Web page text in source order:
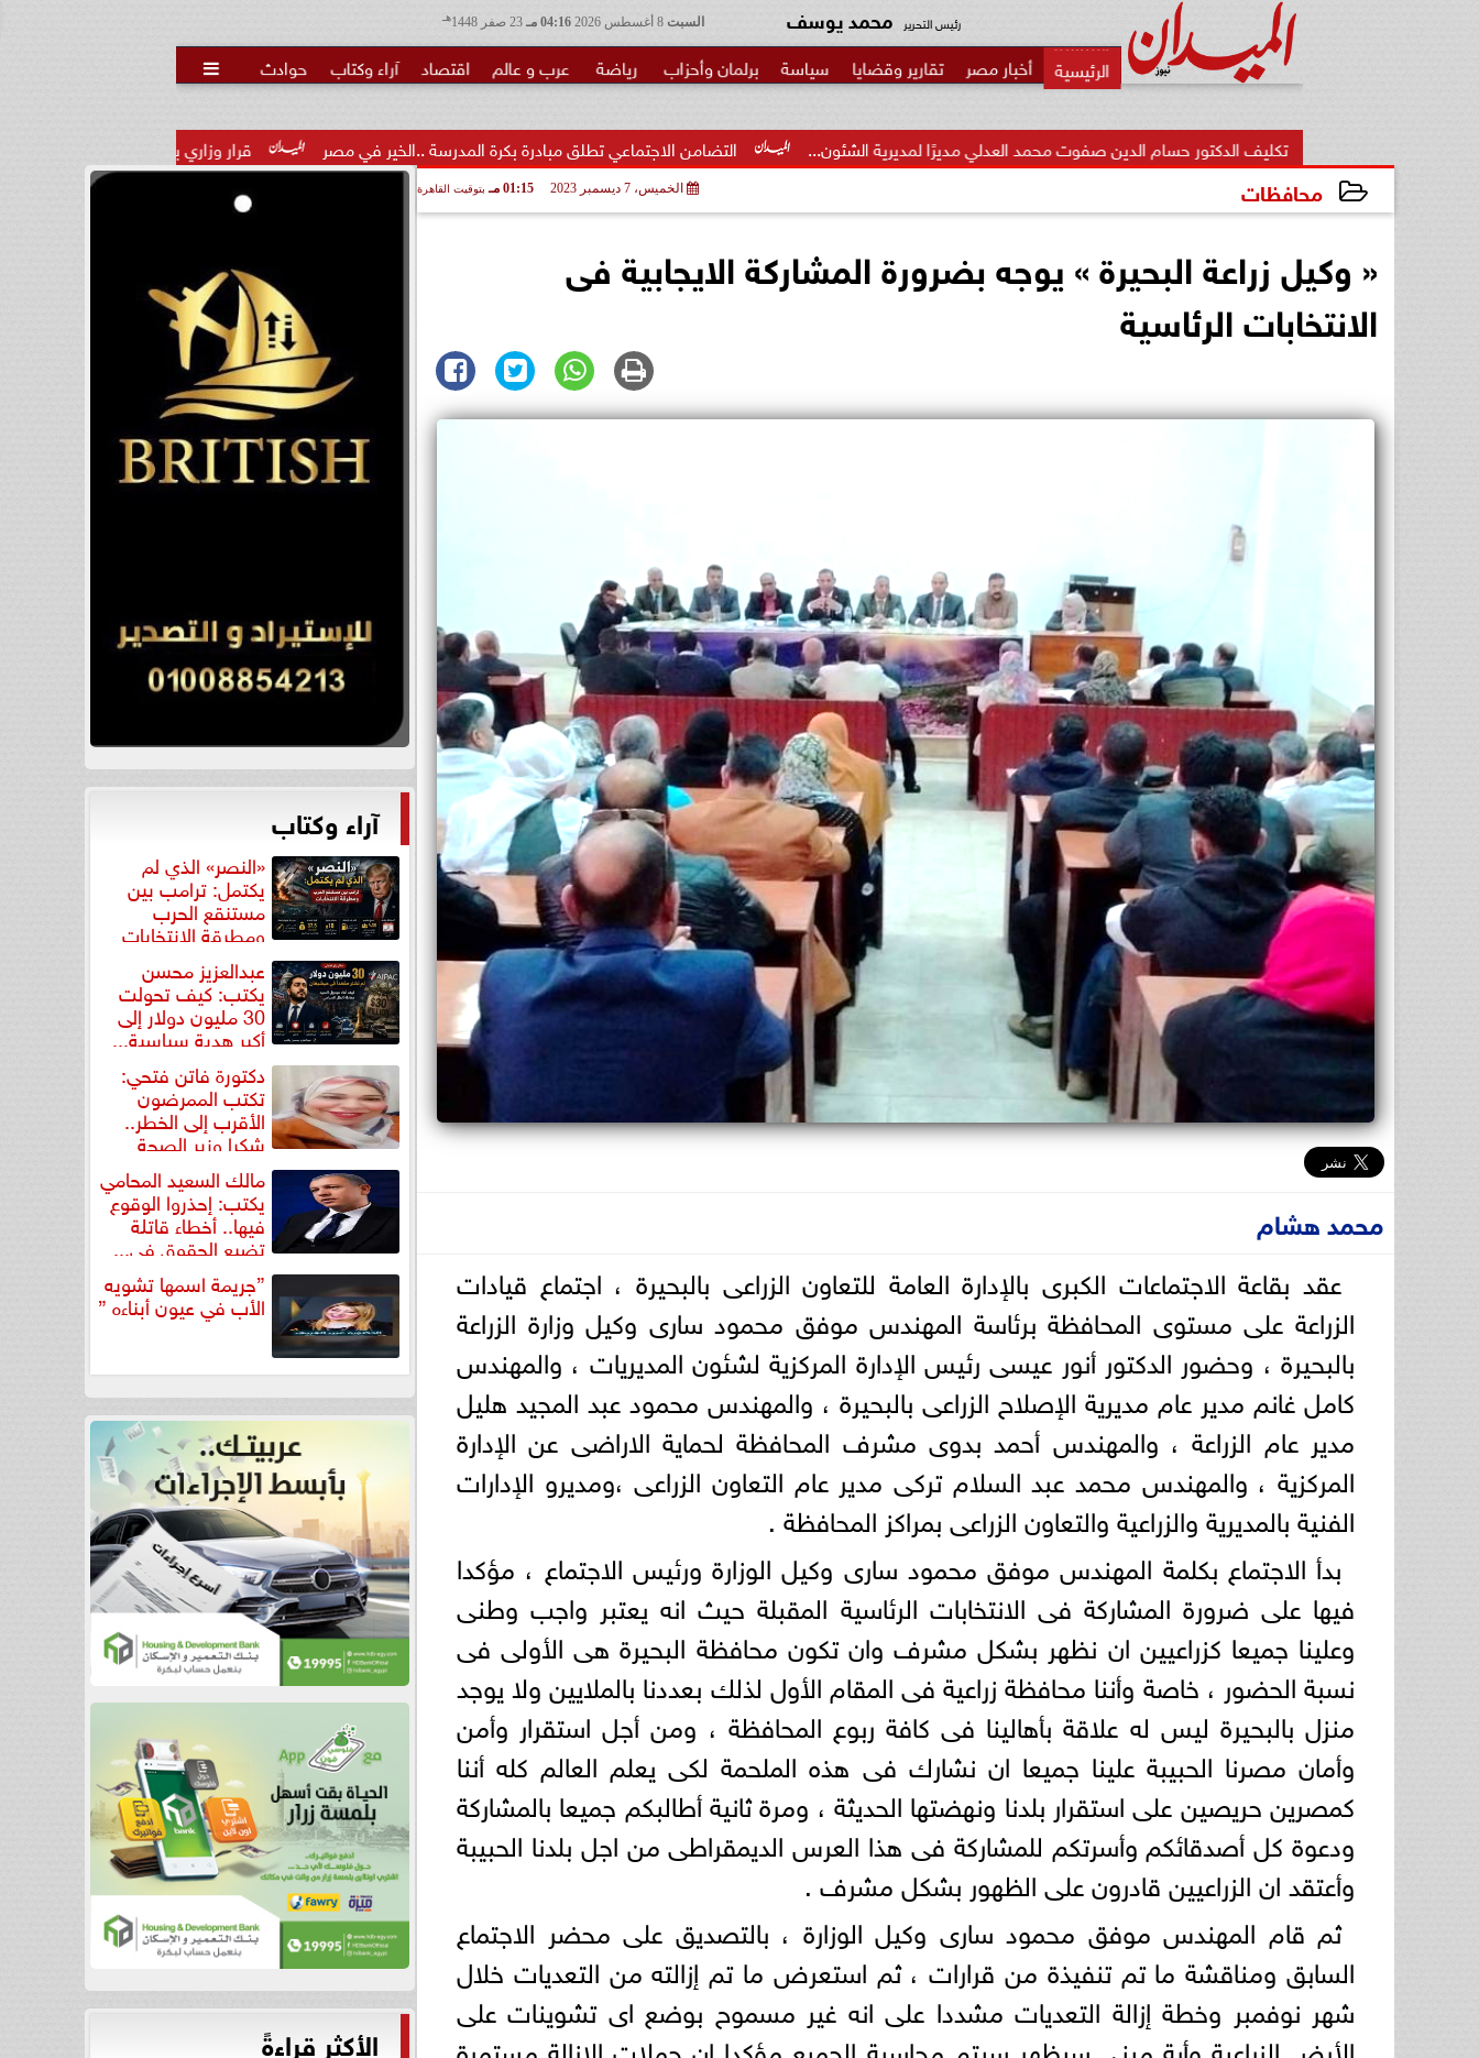
السبت 04:16 مـ هـ رئيس التحرير محمد يوسف
أخبار مصر تقارير وقضايا سياسة برلمان وأحزاب رياضة عرب و عالم اقتصاد آراء وكتاب حوادث 
قرار وزاري بتكليف الدكتور تامر عاطف مدكور مديرًا التضامن الاجتماعي تطلق مبادرة بكرة المدرسة ..الخير في مصر تكليف الدكتور حسام الدين صفوت محمد العدلي مديرًا لمديرية الشئون...
محافظات الخميس، 7 ديسمبر 2023 01:15 مـ بتوقيت القاهرة
« وكيل زراعة البحيرة » يوجه بضرورة المشاركة الايجابية فى
الانتخابات الرئاسية
محمد هشام
عقد بقاعة الاجتماعات الكبرى بالإدارة العامة للتعاون الزراعى بالبحيرة ، اجتماع قيادات
الزراعة على مستوى المحافظة برئاسة المهندس موفق محمود سارى وكيل وزارة الزراعة
بالبحيرة ، وحضور الدكتور أنور عيسى رئيس الإدارة المركزية لشئون المديريات ، والمهندس
كامل غانم مدير عام مديرية الإصلاح الزراعى بالبحيرة ، والمهندس محمود عبد المجيد هليل
مدير عام الزراعة ، والمهندس أحمد بدوى مشرف المحافظة لحماية الاراضى عن الإدارة
المركزية ، والمهندس محمد عبد السلام تركى مدير عام التعاون الزراعى ،ومديرو الإدارات
الفنية بالمديرية والزراعية والتعاون الزراعى بمراكز المحافظة .
بدأ الاجتماع بكلمة المهندس موفق محمود سارى وكيل الوزارة ورئيس الاجتماع ، مؤكدا
فيها على ضرورة المشاركة فى الانتخابات الرئاسية المقبلة حيث انه يعتبر واجب وطنى
وعلينا جميعا كزراعيين ان نظهر بشكل مشرف وان تكون محافظة البحيرة هى الأولى فى
نسبة الحضور ، خاصة وأننا محافظة زراعية فى المقام الأول لذلك بعددنا بالملايين ولا يوجد
منزل بالبحيرة ليس له علاقة بأهالينا فى كافة ربوع المحافظة ، ومن أجل استقرار وأمن
وأمان مصرنا الحبيبة علينا جميعا ان نشارك فى هذه الملحمة لكى يعلم العالم كله أننا
كمصرين حريصين على استقرار بلدنا ونهضتها الحديثة ، ومرة ثانية أطالبكم جميعا بالمشاركة
ودعوة كل أصدقائكم وأسرتكم للمشاركة فى هذا العرس الديمقراطى من اجل بلدنا الحبيبة
وأعتقد ان الزراعيين قادرون على الظهور بشكل مشرف .
ثم قام المهندس موفق محمود سارى وكيل الوزارة ، بالتصديق على محضر الاجتماع
السابق ومناقشة ما تم تنفيذة من قرارات ، ثم استعرض ما تم إزالته من التعديات خلال
شهر نوفمبر وخطة إزالة التعديات مشددا على انه غير مسموح بوضع اى تشوينات على
الأرض الزراعية وأية مبنى سيظهر سيتم محاسبة الجميع مؤكدا ان حملات الإزالة مستمرة
آراء وكتاب
«النصر» الذي لم
يكتمل: ترامب بين
مستنقع الحرب
ومطرقة الانتخابات
عبدالعزيز محسن
يكتب: كيف تحولت
30 مليون دولار إلى
أكبر هدية سياسية...
دكتورة فاتن فتحي:
تكتب الممرضون
الأقرب إلى الخطر..
شكرا وزير الصحة
لتكريم... مالك السعيد المحامي
يكتب: إحذروا الوقوع
فيها.. أخطاء قاتلة
تضيع الحقوق في...
”جريمة اسمها تشويه
الأب في عيون أبناءه ”
الأكثر قراءةً